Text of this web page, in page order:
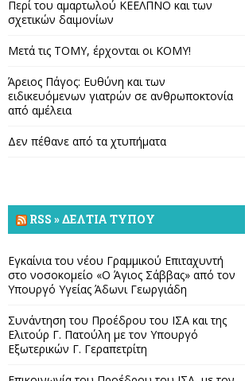
Περί του αμαρτωλού ΚΕΕΛΠΝΟ και των
σχετικών δαιμονίων
Μετά τις ΤΟΜΥ, έρχονται οι ΚΟΜΥ!
Άρειος Πάγος: Ευθύνη και των
ειδικευόμενων γιατρών σε ανθρωποκτονία
από αμέλεια
Δεν πέθανε από τα χτυπήματα
RSS » ΔΕΛΤΊΑ ΤΎΠΟΥ
Εγκαίνια του νέου Γραμμικού Επιταχυντή
στο νοσοκομείο «Ο Άγιος Σάββας» από τον
Υπουργό Υγείας Άδωνι Γεωργιάδη
Συνάντηση του Προέδρου του ΙΣΑ και της
Ελιτούρ Γ. Πατούλη με τον Υπουργό
Εξωτερικών Γ. Γεραπετρίτη